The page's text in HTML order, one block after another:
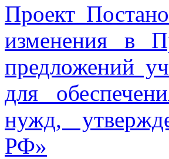
Проект
изменения в
предложений
для
нужд,
РФ»